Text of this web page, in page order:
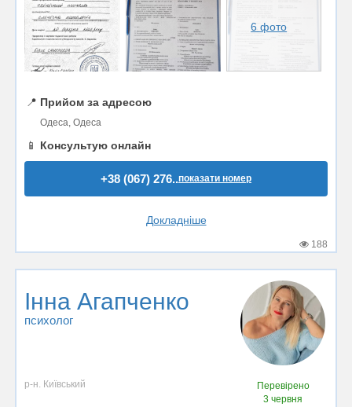
6 фото
📍 Прийом за адресою
Одеса, Одеса
📱 Консультую онлайн
+38 (067) 276..показати номер
Докладніше
188
Інна Агапченко
психолог
р-н. Київський
Перевірено
3 червня